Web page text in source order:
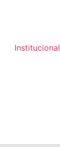
Institucional